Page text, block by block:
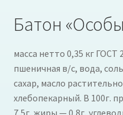
Батон
масса нетто 0,35 кг ГОСТ
пшеничная в/с, вода,
сахар, масло
хлебопекарный. В 100г.
7,5г, жиры — 0,8г,